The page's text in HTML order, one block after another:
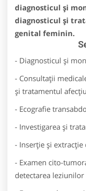
diagnosticul și
diagnosticul și
genital feminin.
- Diagnosticul și
- Consultații
și tratamentul
- Ecografie
- Investigarea și
- Inserție și
- Examen cito-
detectarea